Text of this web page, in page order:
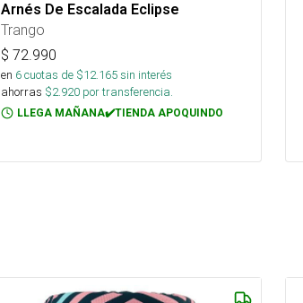
Arnés De Escalada Eclipse
Trango
$ 72.990
en 6cuotas de $12.165sin interés
ahorras $2.920 por transferencia.
LLEGA MAÑANA✔️TIENDA APOQUINDO